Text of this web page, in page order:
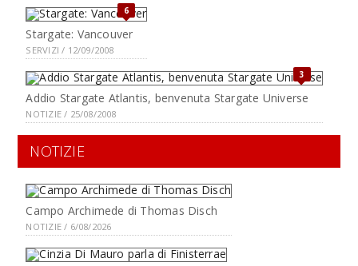
6
Stargate: Vancouver
SERVIZI / 12/09/2008
3
Addio Stargate Atlantis, benvenuta Stargate Universe
NOTIZIE / 25/08/2008
NOTIZIE
Campo Archimede di Thomas Disch
NOTIZIE / 6/08/2026